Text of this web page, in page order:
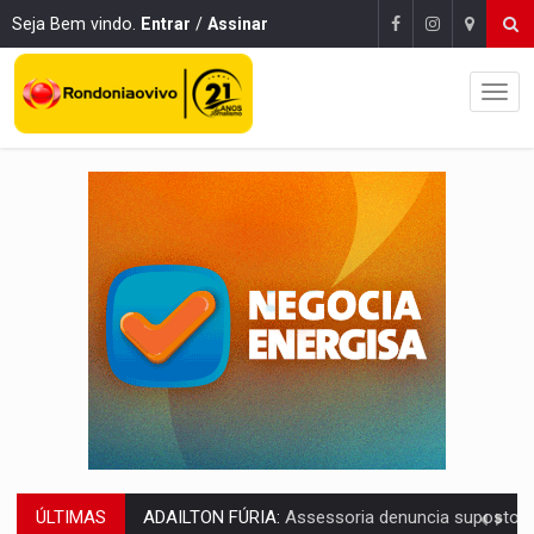
Seja Bem vindo. Entrar / Assinar
ÚLTIMAS VÍDEO:Motoboy de delivery sofre fratura após mulher